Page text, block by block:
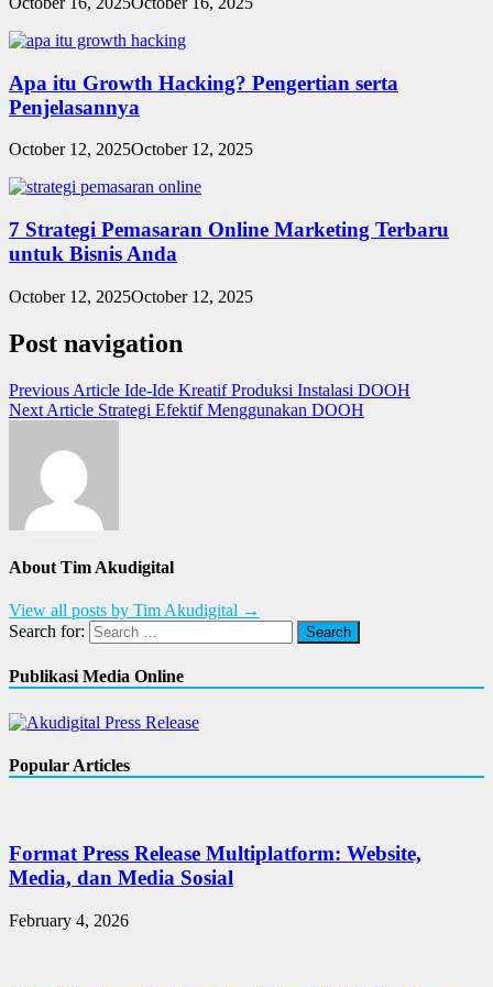
Apa itu Growth Hacking? Pengertian serta
Penjelasannya
October 12, 2025October 12, 2025
7 Strategi Pemasaran Online Marketing Terbaru
untuk Bisnis Anda
October 12, 2025October 12, 2025
Post navigation
Previous Article Ide-Ide Kreatif Produksi Instalasi DOOH
Next Article Strategi Efektif Menggunakan DOOH
About Tim Akudigital
View all posts by Tim Akudigital →
Search for:
Publikasi Media Online
Popular Articles
Format Press Release Multiplatform: Website,
Media, dan Media Sosial
February 4, 2026